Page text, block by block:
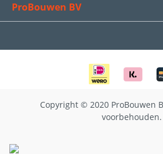
ProBouwen BV
Copyright © 2020 ProBouwen
voorbehouden.